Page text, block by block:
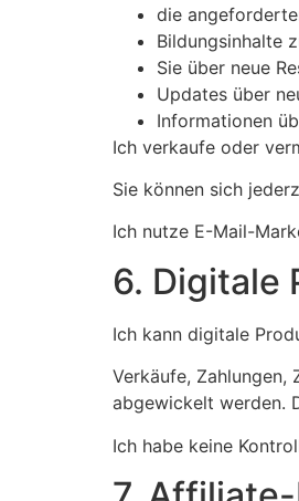
die
Bildungsinhalte
Sie über neue
Updates über
Informationen
Ich verkaufe oder
Sie können sich
Ich nutze E-Mail-
6. Digitale
Ich kann digitale
Verkäufe,
abgewickelt werden.
Ich habe keine